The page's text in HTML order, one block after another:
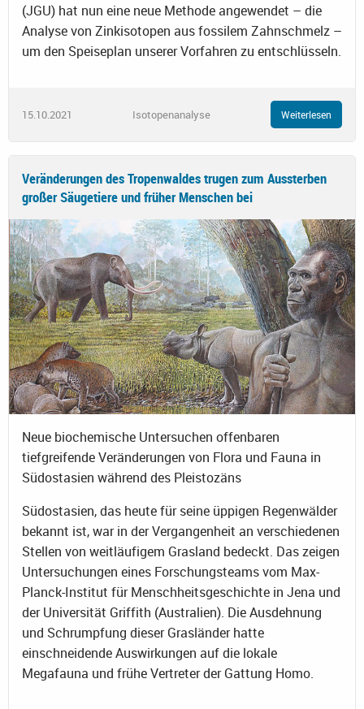
(JGU) hat nun eine neue Methode angewendet – die
Analyse von Zinkisotopen aus fossilem Zahnschmelz –
um den Speiseplan unserer Vorfahren zu entschlüsseln.
15.10.2021 Isotopenanalyse Weiterlesen
Veränderungen des Tropenwaldes trugen zum Aussterben
großer Säugetiere und früher Menschen bei
Neue biochemische Untersuchen offenbaren
tiefgreifende Veränderungen von Flora und Fauna in
Südostasien während des Pleistozäns
Südostasien, das heute für seine üppigen Regenwälder
bekannt ist, war in der Vergangenheit an verschiedenen
Stellen von weitläufigem Grasland bedeckt. Das zeigen
Untersuchungen eines Forschungsteams vom Max-
Planck-Institut für Menschheitsgeschichte in Jena und
der Universität Griffith (Australien). Die Ausdehnung
und Schrumpfung dieser Grasländer hatte
einschneidende Auswirkungen auf die lokale
Megafauna und frühe Vertreter der Gattung Homo.